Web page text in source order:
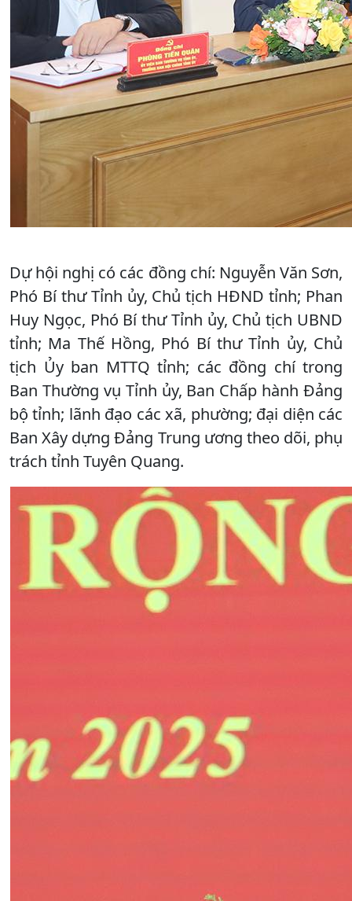
Dự hội nghị có các đồng chí: Nguyễn Văn Sơn,
Phó Bí thư Tỉnh ủy, Chủ tịch HĐND tỉnh; Phan
Huy Ngọc, Phó Bí thư Tỉnh ủy, Chủ tịch UBND
tỉnh; Ma Thế Hồng, Phó Bí thư Tỉnh ủy, Chủ
tịch Ủy ban MTTQ tỉnh; các đồng chí trong
Ban Thường vụ Tỉnh ủy, Ban Chấp hành Đảng
bộ tỉnh; lãnh đạo các xã, phường; đại diện các
Ban Xây dựng Đảng Trung ương theo dõi, phụ
trách tỉnh Tuyên Quang.